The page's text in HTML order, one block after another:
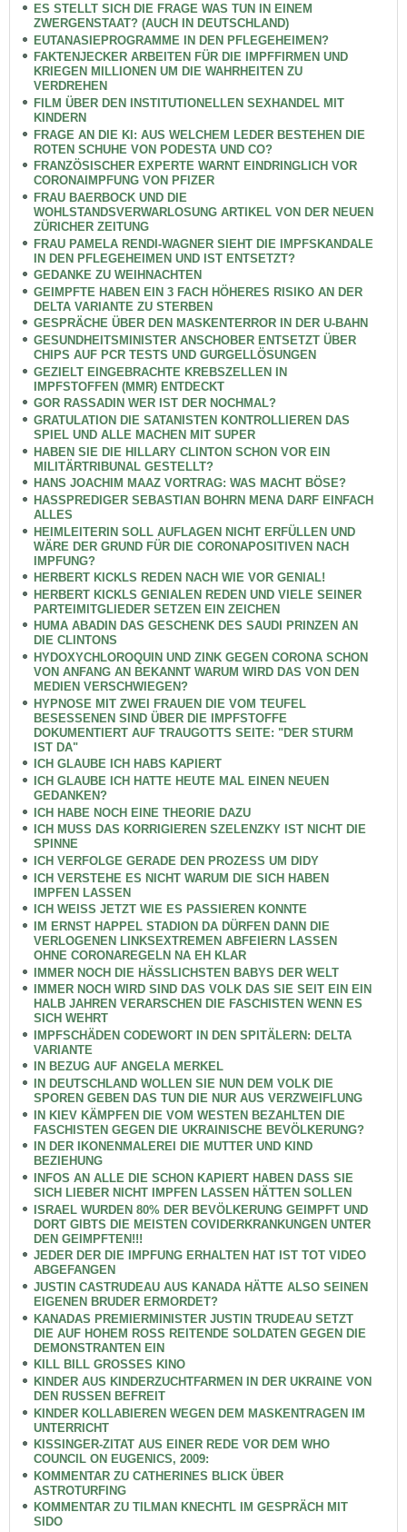
ES STELLT SICH DIE FRAGE WAS TUN IN EINEM
ZWERGENSTAAT? (AUCH IN DEUTSCHLAND)
EUTANASIEPROGRAMME IN DEN PFLEGEHEIMEN?
FAKTENJECKER ARBEITEN FÜR DIE IMPFFIRMEN UND
KRIEGEN MILLIONEN UM DIE WAHRHEITEN ZU
VERDREHEN
FILM ÜBER DEN INSTITUTIONELLEN SEXHANDEL MIT
KINDERN
FRAGE AN DIE KI: AUS WELCHEM LEDER BESTEHEN DIE
ROTEN SCHUHE VON PODESTA UND CO?
FRANZÖSISCHER EXPERTE WARNT EINDRINGLICH VOR
CORONAIMPFUNG VON PFIZER
FRAU BAERBOCK UND DIE
WOHLSTANDSVERWARLOSUNG ARTIKEL VON DER NEUEN
ZÜRICHER ZEITUNG
FRAU PAMELA RENDI-WAGNER SIEHT DIE IMPFSKANDALE
IN DEN PFLEGEHEIMEN UND IST ENTSETZT?
GEDANKE ZU WEIHNACHTEN
GEIMPFTE HABEN EIN 3 FACH HÖHERES RISIKO AN DER
DELTA VARIANTE ZU STERBEN
GESPRÄCHE ÜBER DEN MASKENTERROR IN DER U-BAHN
GESUNDHEITSMINISTER ANSCHOBER ENTSETZT ÜBER
CHIPS AUF PCR TESTS UND GURGELLÖSUNGEN
GEZIELT EINGEBRACHTE KREBSZELLEN IN
IMPFSTOFFEN (MMR) ENTDECKT
GOR RASSADIN WER IST DER NOCHMAL?
GRATULATION DIE SATANISTEN KONTROLLIEREN DAS
SPIEL UND ALLE MACHEN MIT SUPER
HABEN SIE DIE HILLARY CLINTON SCHON VOR EIN
MILITÄRTRIBUNAL GESTELLT?
HANS JOACHIM MAAZ VORTRAG: WAS MACHT BÖSE?
HASSPREDIGER SEBASTIAN BOHRN MENA DARF EINFACH
ALLES
HEIMLEITERIN SOLL AUFLAGEN NICHT ERFÜLLEN UND
WÄRE DER GRUND FÜR DIE CORONAPOSITIVEN NACH
IMPFUNG?
HERBERT KICKLS REDEN NACH WIE VOR GENIAL!
HERBERT KICKLS GENIALEN REDEN UND VIELE SEINER
PARTEIMITGLIEDER SETZEN EIN ZEICHEN
HUMA ABADIN DAS GESCHENK DES SAUDI PRINZEN AN
DIE CLINTONS
HYDOXYCHLOROQUIN UND ZINK GEGEN CORONA SCHON
VON ANFANG AN BEKANNT WARUM WIRD DAS VON DEN
MEDIEN VERSCHWIEGEN?
HYPNOSE MIT ZWEI FRAUEN DIE VOM TEUFEL
BESESSENEN SIND ÜBER DIE IMPFSTOFFE
DOKUMENTIERT AUF TRAUGOTTS SEITE: "DER STURM
IST DA"
ICH GLAUBE ICH HABS KAPIERT
ICH GLAUBE ICH HATTE HEUTE MAL EINEN NEUEN
GEDANKEN?
ICH HABE NOCH EINE THEORIE DAZU
ICH MUSS DAS KORRIGIEREN SZELENZKY IST NICHT DIE
SPINNE
ICH VERFOLGE GERADE DEN PROZESS UM DIDY
ICH VERSTEHE ES NICHT WARUM DIE SICH HABEN
IMPFEN LASSEN
ICH WEISS JETZT WIE ES PASSIEREN KONNTE
IM ERNST HAPPEL STADION DA DÜRFEN DANN DIE
VERLOGENEN LINKSEXTREMEN ABFEIERN LASSEN
OHNE CORONAREGELN NA EH KLAR
IMMER NOCH DIE HÄSSLICHSTEN BABYS DER WELT
IMMER NOCH WIRD SIND DAS VOLK DAS SIE SEIT EIN EIN
HALB JAHREN VERARSCHEN DIE FASCHISTEN WENN ES
SICH WEHRT
IMPFSCHÄDEN CODEWORT IN DEN SPITÄLERN: DELTA
VARIANTE
IN BEZUG AUF ANGELA MERKEL
IN DEUTSCHLAND WOLLEN SIE NUN DEM VOLK DIE
SPOREN GEBEN DAS TUN DIE NUR AUS VERZWEIFLUNG
IN KIEV KÄMPFEN DIE VOM WESTEN BEZAHLTEN DIE
FASCHISTEN GEGEN DIE UKRAINISCHE BEVÖLKERUNG?
IN DER IKONENMALEREI DIE MUTTER UND KIND
BEZIEHUNG
INFOS AN ALLE DIE SCHON KAPIERT HABEN DASS SIE
SICH LIEBER NICHT IMPFEN LASSEN HÄTTEN SOLLEN
ISRAEL WURDEN 80% DER BEVÖLKERUNG GEIMPFT UND
DORT GIBTS DIE MEISTEN COVIDERKRANKUNGEN UNTER
DEN GEIMPFTEN!!!
JEDER DER DIE IMPFUNG ERHALTEN HAT IST TOT VIDEO
ABGEFANGEN
JUSTIN CASTRUDEAU AUS KANADA HÄTTE ALSO SEINEN
EIGENEN BRUDER ERMORDET?
KANADAS PREMIERMINISTER JUSTIN TRUDEAU SETZT
DIE AUF HOHEM ROSS REITENDE SOLDATEN GEGEN DIE
DEMONSTRANTEN EIN
KILL BILL GROSSES KINO
KINDER AUS KINDERZUCHTFARMEN IN DER UKRAINE VON
DEN RUSSEN BEFREIT
KINDER KOLLABIEREN WEGEN DEM MASKENTRAGEN IM
UNTERRICHT
KISSINGER-ZITAT AUS EINER REDE VOR DEM WHO
COUNCIL ON EUGENICS, 2009:
KOMMENTAR ZU CATHERINES BLICK ÜBER
ASTROTURFING
KOMMENTAR ZU TILMAN KNECHTL IM GESPRÄCH MIT
SIDO